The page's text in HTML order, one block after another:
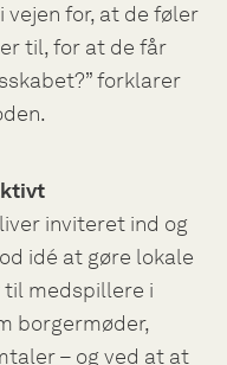
vejen for, at de føler
til, for at de får
forklarer
inviteret ind og
idé at gøre lokale
til medspillere i
borgermøder,
– og ved at at